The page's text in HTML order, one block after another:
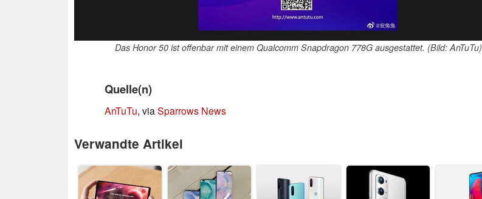
Das Honor 50 ist offenbar mit einem Qualcomm Snapdragon 778G ausgestattet. (Bild: AnTuTu)
Quelle(n)
AnTuTu, viaSparrows News
Verwandte Artikel